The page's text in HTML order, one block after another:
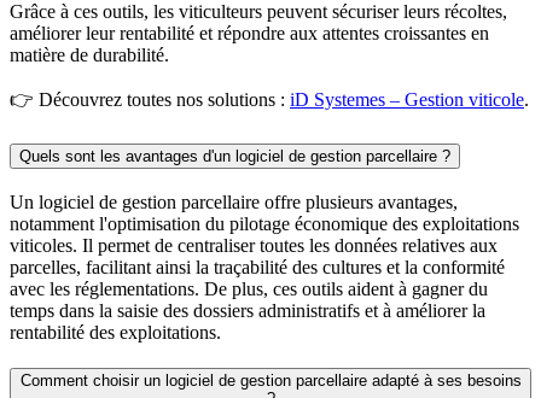
Grâce à ces outils, les viticulteurs peuvent sécuriser leurs récoltes,
améliorer leur rentabilité et répondre aux attentes croissantes en
matière de durabilité.
👉 Découvrez toutes nos solutions : iD Systemes – Gestion viticole.
Quels sont les avantages d'un logiciel de gestion parcellaire ?
Un logiciel de gestion parcellaire offre plusieurs avantages,
notamment l'optimisation du pilotage économique des exploitations
viticoles. Il permet de centraliser toutes les données relatives aux
parcelles, facilitant ainsi la traçabilité des cultures et la conformité
avec les réglementations. De plus, ces outils aident à gagner du
temps dans la saisie des dossiers administratifs et à améliorer la
rentabilité des exploitations.
Comment choisir un logiciel de gestion parcellaire adapté à ses besoins